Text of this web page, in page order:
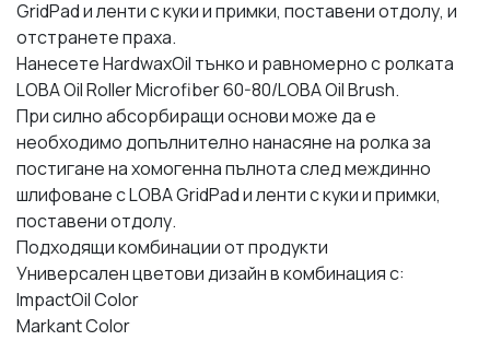
GridPad и ленти с куки и примки, поставени отдолу, и
отстранете праха.
Нанесете HardwaxOil тънко и равномерно с ролката
LOBA Oil Roller Microfiber 60-80/LOBA Oil Brush.
При силно абсорбиращи основи може да е
необходимо допълнително нанасяне на ролка за
постигане на хомогенна пълнота след междинно
шлифоване с LOBA GridPad и ленти с куки и примки,
поставени отдолу.
Подходящи комбинации от продукти
Универсален цветови дизайн в комбинация с:
ImpactOil Color
Markant Color